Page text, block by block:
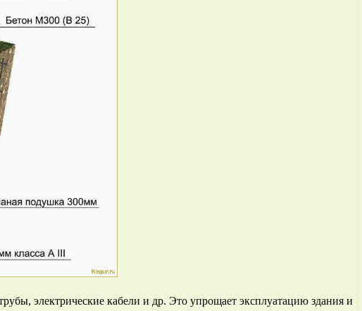
электрические кабели и др. Это упрощает эксплуатацию здания и